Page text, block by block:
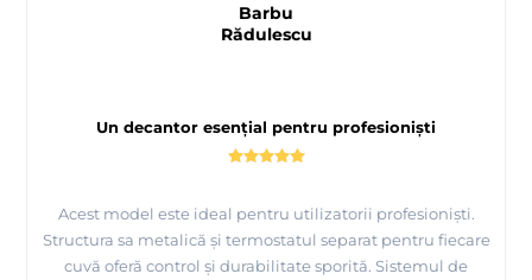
Un decantor esențial pentru profesioniști
Acest model este ideal pentru utilizatorii profesioniști.
Structura sa metalică și termostatul separat pentru fiecare
cuvă oferă control și durabilitate sporită. Sistemul de
Barbu
Rădulescu